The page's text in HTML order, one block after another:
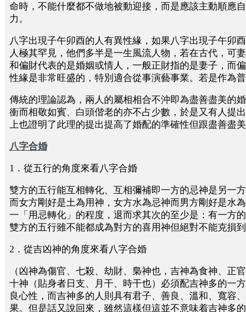
命時，不能什麼都不做地被動迎接，而是應該主動順應
力。
八字出現子午卯酉的人有異性緣，如果八字出現子午卯
人極其罕見，他們多半是一生風流人物，若在古代，可
和偏財代表的是婚姻或情人，一般正財指的是妻子，而
性緣是非常旺盛的，特別適合從事演藝事業。若是作為
傳統的理論認為，兩人的屬相相合不沖即為盡善盡美
衝而相敬如賓、白頭偕老的亦不占少數，於是又有人提
上也證明了此理的提出提高了婚配的準確性但跟盡善盡
八字合婚
1．從五行的角度來看八字合婚
雙方的五行能互相轉化、互相彌補即一方的忌神是另一
而女方剛好是土為用神，女方水為忌神而男方剛好是
一「用忌轉化」的程度，退而求其次的至少是：有一方
雙方的五行雖不能都成為對方的喜用神但絕對不能克損
2．從吉凶神的角度來看八字合婚
（凶神為傷官、七殺、劫財、梟神也，吉神為食神、
十神（貼身者日支、月干、時干也）必須配吉神多的一
良心性，而吉神多的人則具有君子、善良、溫和、寬容
果。但是話又說回來，雖然這樣但這並不意味着吉神多